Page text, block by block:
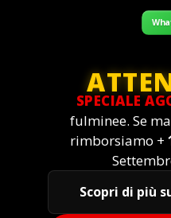
SPECIALE
fulminee. Se
rimborsiamo +
Scopri di più